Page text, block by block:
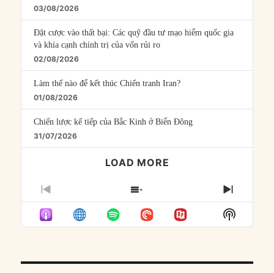
03/08/2026
Đặt cược vào thất bại: Các quỹ đầu tư mạo hiểm quốc gia
và khía cạnh chính trị của vốn rủi ro
02/08/2026
Làm thế nào để kết thúc Chiến tranh Iran?
01/08/2026
Chiến lược kế tiếp của Bắc Kinh ở Biển Đông
31/07/2026
LOAD MORE
PREVIOUS
EPISODE
SHOW
EPISODES
LIST
NEXT
Show
Podcast